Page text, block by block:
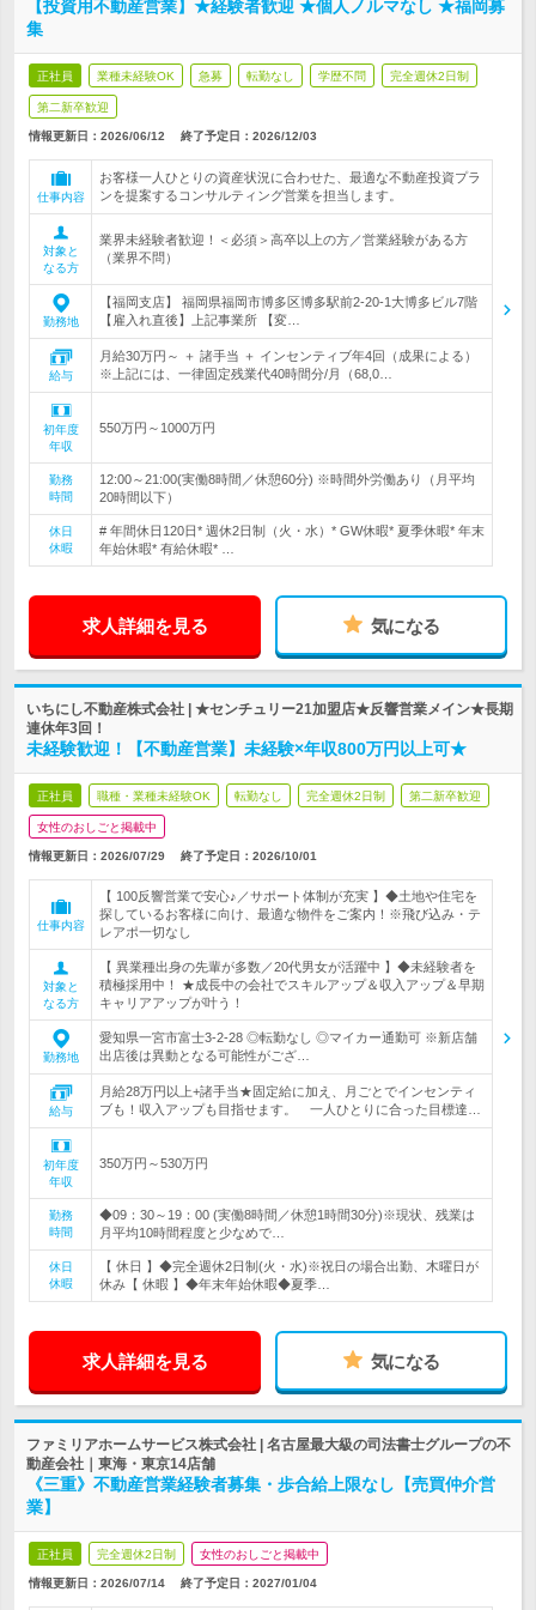
【投資用不動産営業】★経験者歓迎 ★個人ノルマなし ★福岡募
集
正社員 業種未経験OK 急募 転勤なし 学歴不問 完全週休2日制
第二新卒歓迎
情報更新日：2026/06/12 終了予定日： 2026/12/03
仕事内容
お客様一人ひとりの資産状況に合わせた、最適な不動産投資プラ
ンを提案するコンサルティング営業を担当します。
対象と
なる方
業界未経験者歓迎！＜必須＞高卒以上の方／営業経験がある方
（業界不問）
勤務地
【福岡支店】 福岡県福岡市博多区博多駅前2-20-1大博多ビル7階
【雇入れ直後】上記事業所 【変…
給与
月給30万円～ ＋ 諸手当 ＋ インセンティブ年4回（成果による）
※上記には、一律固定残業代40時間分/月（68,0…
初年度
年収
550万円～1000万円
勤務
時間
12:00～21:00(実働8時間／休憩60分) ※時間外労働あり（月平均
20時間以下）
休日
休暇
# 年間休日120日* 週休2日制（火・水）* GW休暇* 夏季休暇* 年末
年始休暇* 有給休暇* …
求人詳細を見る 気になる
いちにし不動産株式会社 | ★センチュリー21加盟店★反響営業メイン★長期
連休年3回！
未経験歓迎！【不動産営業】未経験×年収800万円以上可★
正社員 職種・業種未経験OK 転勤なし 完全週休2日制 第二新卒歓迎
女性のおしごと掲載中
情報更新日：2026/07/29 終了予定日： 2026/10/01
仕事内容
【 100反響営業で安心♪／サポート体制が充実 】◆土地や住宅を
探しているお客様に向け、最適な物件をご案内！※飛び込み・テ
レアポ一切なし
対象と
なる方
【 異業種出身の先輩が多数／20代男女が活躍中 】◆未経験者を
積極採用中！ ★成長中の会社でスキルアップ＆収入アップ＆早期
キャリアアップが叶う！
勤務地
愛知県一宮市富士3-2-28 ◎転勤なし ◎マイカー通勤可 ※新店舗
出店後は異動となる可能性がござ…
給与
月給28万円以上+諸手当★固定給に加え、月ごとでインセンティ
ブも！収入アップも目指せます。 一人ひとりに合った目標達…
初年度
年収
350万円～530万円
勤務
時間
◆09：30～19：00 (実働8時間／休憩1時間30分)※現状、残業は
月平均10時間程度と少なめで…
休日
休暇
【 休日 】◆完全週休2日制(火・水)※祝日の場合出勤、木曜日が
休み【 休暇 】◆年末年始休暇◆夏季…
求人詳細を見る 気になる
ファミリアホームサービス株式会社 | 名古屋最大級の司法書士グループの不
動産会社｜東海・東京14店舗
《三重》不動産営業経験者募集・歩合給上限なし【売買仲介営
業】
正社員 完全週休2日制 女性のおしごと掲載中
情報更新日：2026/07/14 終了予定日： 2027/01/04